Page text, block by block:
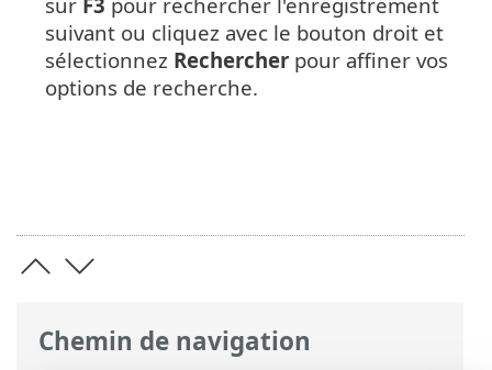
Chemin de navigation
suivant ou cliquez avec le bouton droit et
sélectionnez Rechercher pour affiner vos
options de recherche.